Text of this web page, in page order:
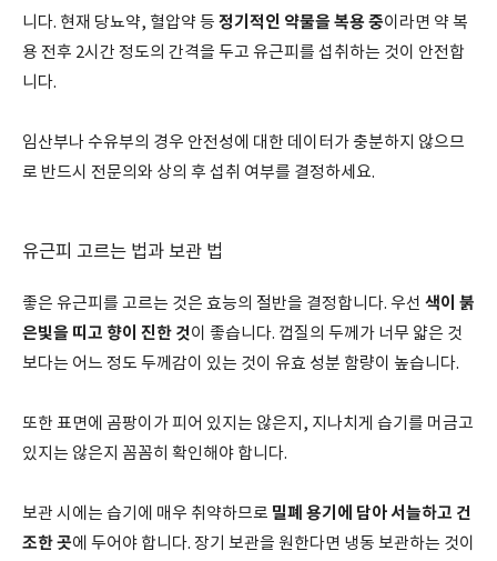
니다. 현재 당뇨약, 혈압약 등 정기적인 약물을 복용 중이라면 약 복
용 전후 2시간 정도의 간격을 두고 유근피를 섭취하는 것이 안전합
니다.
임산부나 수유부의 경우 안전성에 대한 데이터가 충분하지 않으므
로 반드시 전문의와 상의 후 섭취 여부를 결정하세요.
유근피 고르는 법과 보관 법
좋은 유근피를 고르는 것은 효능의 절반을 결정합니다. 우선 색이 붉
은빛을 띠고 향이 진한 것이 좋습니다. 껍질의 두께가 너무 얇은 것
보다는 어느 정도 두께감이 있는 것이 유효 성분 함량이 높습니다.
또한 표면에 곰팡이가 피어 있지는 않은지, 지나치게 습기를 머금고
있지는 않은지 꼼꼼히 확인해야 합니다.
보관 시에는 습기에 매우 취약하므로 밀폐 용기에 담아 서늘하고 건
조한 곳에 두어야 합니다. 장기 보관을 원한다면 냉동 보관하는 것이